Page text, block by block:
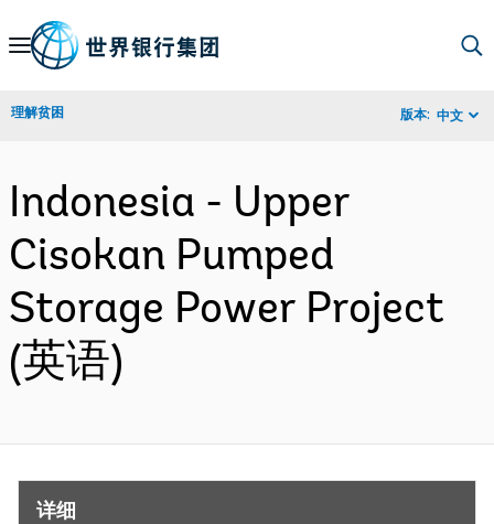
Skip
Navigation
理解贫困 版本: 中文
Indonesia - Upper
Cisokan Pumped
Storage Power Project
(英语)
详细